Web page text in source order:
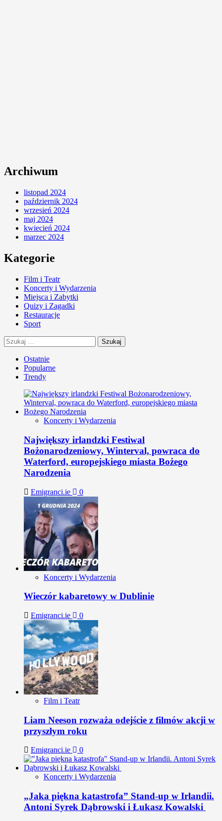
Archiwum
listopad 2024
październik 2024
wrzesień 2024
maj 2024
kwiecień 2024
marzec 2024
Kategorie
Film i Teatr
Koncerty i Wydarzenia
Miejsca i Zabytki
Quizy i Zagadki
Restauracje
Sport
Szukaj:
Ostatnie
Popularne
Trendy
Koncerty i Wydarzenia
Największy irlandzki Festiwal
Bożonarodzeniowy, Winterval, powraca do
Waterford, europejskiego miasta Bożego
Narodzenia
Emigranci.ie 0
Koncerty i Wydarzenia
Wieczór kabaretowy w Dublinie
Emigranci.ie 0
Film i Teatr
Liam Neeson rozważa odejście z filmów akcji w
przyszłym roku
Emigranci.ie 0
Koncerty i Wydarzenia
„Jaka piękna katastrofa” Stand-up w Irlandii.
Antoni Syrek Dąbrowski i Łukasz Kowalski